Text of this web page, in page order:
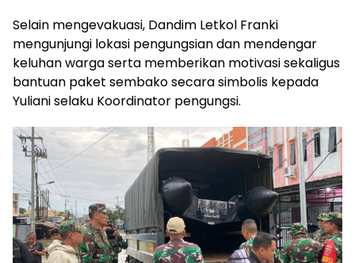
Selain mengevakuasi, Dandim Letkol Franki
mengunjungi lokasi pengungsian dan mendengar
keluhan warga serta memberikan motivasi sekaligus
bantuan paket sembako secara simbolis kepada
Yuliani selaku Koordinator pengungsi.